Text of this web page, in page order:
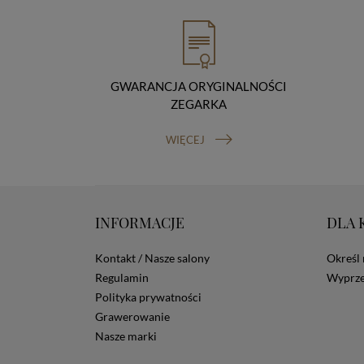
GWARANCJA ORYGINALNOŚCI
ZEGARKA
WIĘCEJ
INFORMACJE
Kontakt / Nasze salony
Regulamin
Polityka prywatności
Grawerowanie
Nasze marki
DLA
Określ